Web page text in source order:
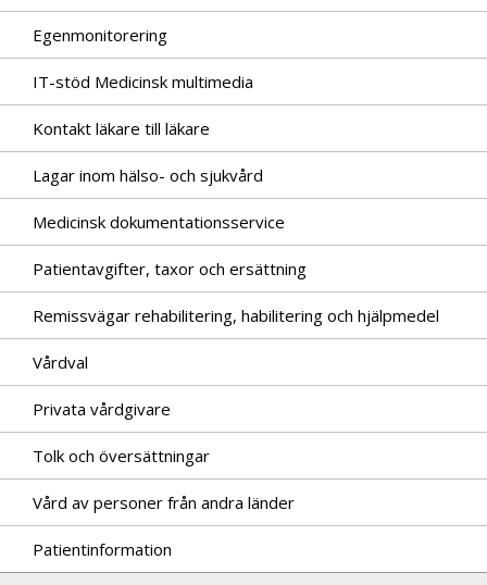
Egenmonitorering
IT-stöd Medicinsk multimedia
Kontakt läkare till läkare
Lagar inom hälso- och sjukvård
Medicinsk dokumentationsservice
Patientavgifter, taxor och ersättning
Remissvägar rehabilitering, habilitering och hjälpmedel
Vårdval
Privata vårdgivare
Tolk och översättningar
Vård av personer från andra länder
Patientinformation